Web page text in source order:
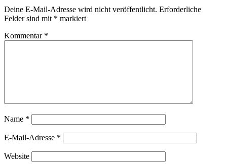
Deine E-Mail-Adresse wird nicht veröffentlicht. Erforderliche
Felder sind mit * markiert
Kommentar *
Name *
E-Mail-Adresse *
Website